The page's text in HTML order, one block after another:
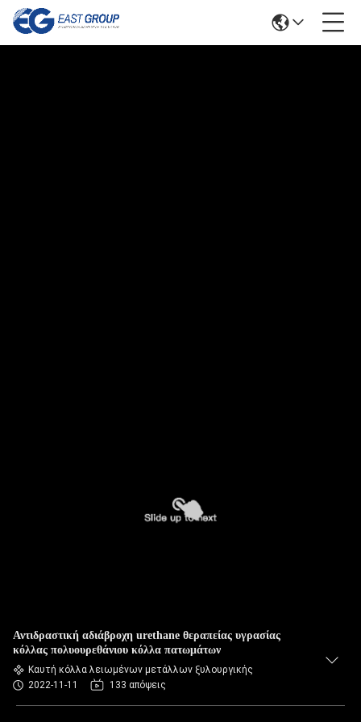
Αντιδραστική αδιάβροχη urethane θεραπείας υγρασίας
κόλλας πολυουρεθάνιου κόλλα πατωμάτων
Καυτή κόλλα λειωμένων μετάλλων ξυλουργικής
2022-11-11
133 απόψεις